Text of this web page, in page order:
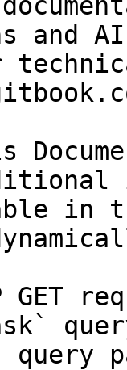
and
in
GET